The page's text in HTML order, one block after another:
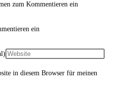
zum Kommentieren ein
ein
in diesem Browser für meinen